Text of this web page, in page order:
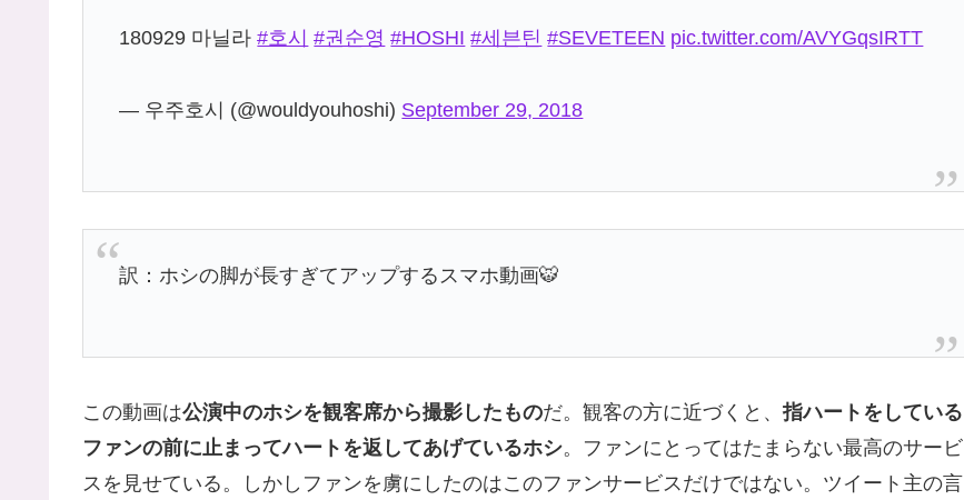
180929 마닐라#호시 #권순영 #HOSHI #세븐틴 #SEVETEEN pic.twitter.com/AVYGqsIRTT
— 우주호시 (@wouldyouhoshi) September 29, 2018
訳：ホシの脚が長すぎてアップするスマホ動画🐯
この動画は公演中のホシを観客席から撮影したものだ。観客の方に近づくと、指ハートをしている
ファンの前に止まってハートを返してあげているホシ。ファンにとってはたまらない最高のサービ
スを見せている。しかしファンを虜にしたのはこのファンサービスだけではない。ツイート主の言